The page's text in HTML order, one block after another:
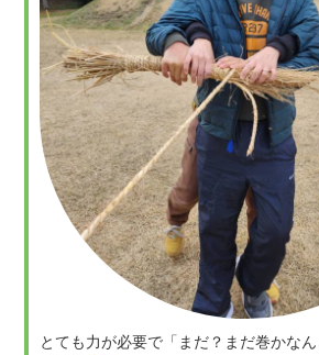
とても力が必要で「まだ？まだ巻かな